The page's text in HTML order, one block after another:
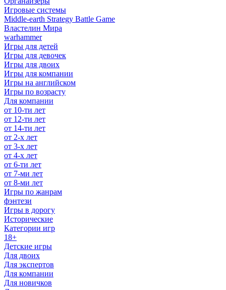
Игровые системы
Middle-earth Strategy Battle Game
Властелин Мира
warhammer
Игры для детей
Игры для девочек
Игры для двоих
Игры для компании
Игры на английском
Игры по возрасту
Для компании
от 10-ти лет
от 12-ти лет
от 14-ти лет
от 2-х лет
от 3-х лет
от 4-х лет
от 6-ти лет
от 7-ми лет
от 8-ми лет
Игры по жанрам
фэнтези
Игры в дорогу
Исторические
Категории игр
18+
Детские игры
Для двоих
Для экспертов
Для компании
Для новичков